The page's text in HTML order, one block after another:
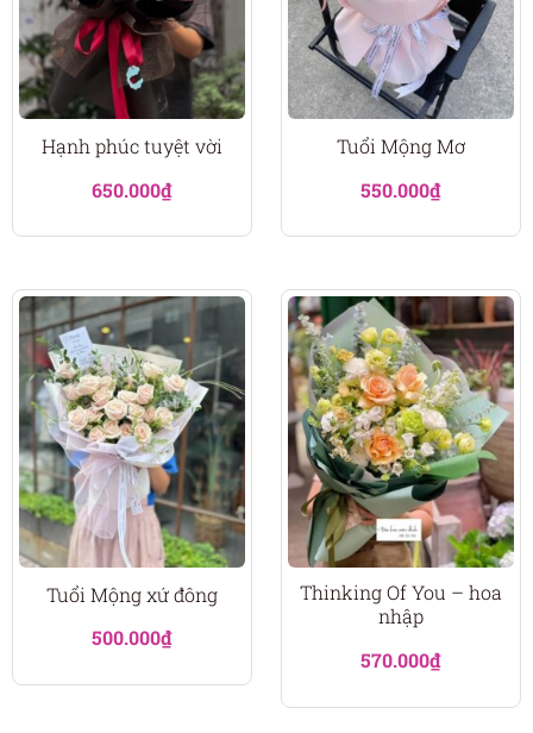
Hạnh phúc tuyệt vời
650.000₫
Tuổi Mộng Mơ
550.000₫
Tuổi Mộng xứ đông
500.000₫
Thinking Of You – hoa
nhập
570.000₫